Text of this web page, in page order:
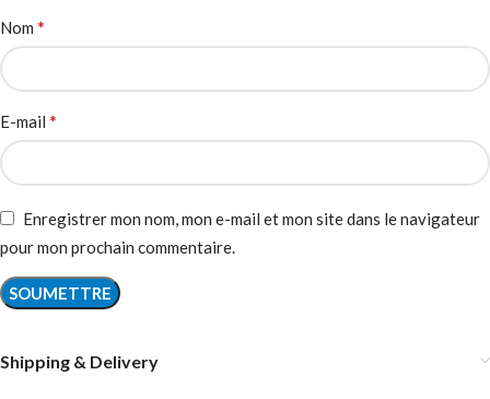
Nom *
E-mail *
Enregistrer mon nom, mon e-mail et mon site dans le navigateur
pour mon prochain commentaire.
Shipping & Delivery